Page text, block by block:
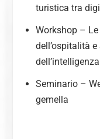
turistica tra
Workshop –
dell’ospitalità
Seminario –
gemella